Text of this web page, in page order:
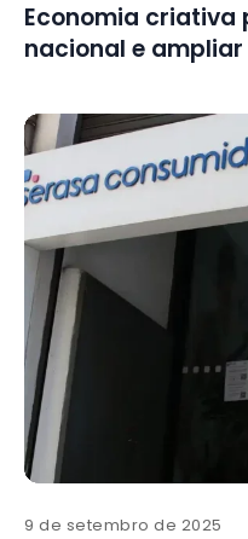
Economia
nacional e
9 de setembro de 2025